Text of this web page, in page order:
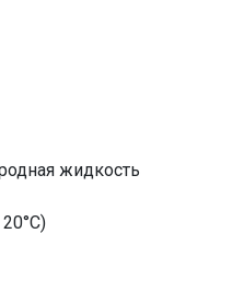
жидкость